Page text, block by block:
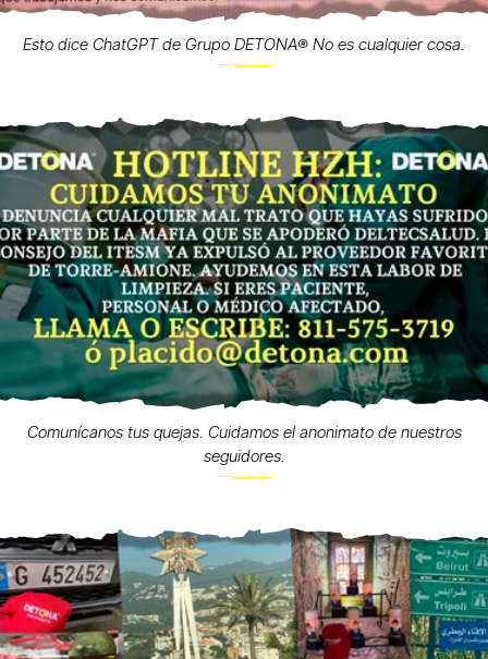
Esto dice ChatGPT de Grupo DETONA®️ No es cualquier cosa.
Comunícanos tus quejas. Cuidamos el anonimato de nuestros
seguidores.